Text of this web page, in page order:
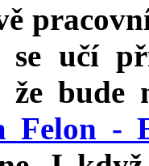
se učí
že bude
Felon -